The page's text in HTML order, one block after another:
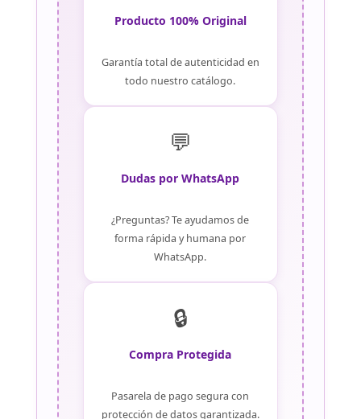
Producto 100% Original
Garantía total de autenticidad en
todo nuestro catálogo.
💬
Dudas por WhatsApp
¿Preguntas? Te ayudamos de
forma rápida y humana por
WhatsApp.
🔒
Compra Protegida
Pasarela de pago segura con
protección de datos garantizada.